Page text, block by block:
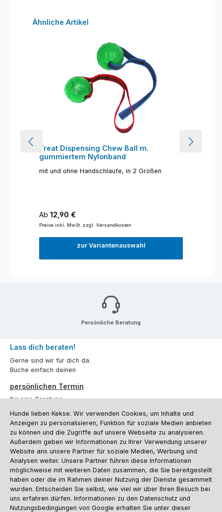
Produktgalerie überspringen
Ähnliche Artikel
Treat Dispensing Chew Ball m.
gummiertem Nylonband
mit und ohne Handschlaufe, in 2 Größen
Regulärer Preis:
Ab 12,90 €
Preise inkl. MwSt. zzgl. Versandkosten
zur Variantenauswahl
Persönliche Beratung
Lass dich beraten!
Gerne sind wir für dich da.
Buche einfach deinen
persönlichen Termin
für eine Beratung.
Oder über unserKontaktformular.
Vertrag widerrufen
Kundenservice
Informationen
Social Media und Kontakt
Hunde lieben Kekse. Wir verwenden Cookies, um Inhalte und
Anzeigen zu personalisieren, Funktion für soziale Medien anbieten
zu können und die Zugriffe auf unsere Webseite zu analysieren.
Außerdem geben wir Informationen zu Ihrer Verwendung unserer
Website ans unsere Partner für soziale Medien, Werbung und
Analysen weiter. Unsere Partner führen diese Informationen
möglichweise mit weiteren Daten zusammen, die Sie bereitgestellt
haben oder die im Rahmen deiner Nutzung der Dienste gesammelt
wurden. Entscheiden Sie selbst, wie viel wir über Ihren Besuch bei
uns erfahren dürfen. Informationen zu den Datenschutz und
Nutzungsbedingungen von Google erhalten Sie unter dieser